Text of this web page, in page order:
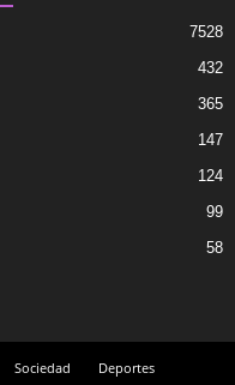
7528
432
365
147
124
99
58
Sociedad Deportes